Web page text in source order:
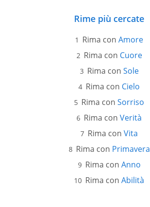
Rime più cercate
Rima con Amore
Rima con Cuore
Rima con Sole
Rima con Cielo
Rima con Sorriso
Rima con Verità
Rima con Vita
Rima con Primavera
Rima con Anno
Rima con Abilità